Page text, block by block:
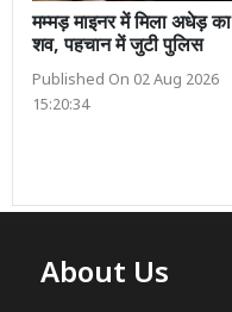
मम्मड़ माइनर में मिला अधेड़ का
शव, पहचान में जुटी पुलिस
Published On 02 Aug 2026
15:20:34
About Us